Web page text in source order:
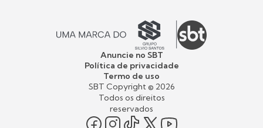
Anuncie no SBT
Política de privacidade
Termo de uso
SBT Copyright © 2026
Todos os direitos
reservados